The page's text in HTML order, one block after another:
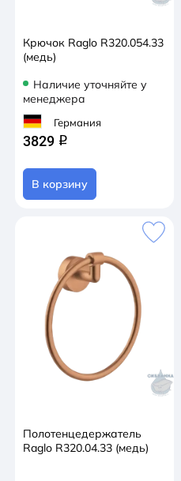
Крючок Raglo R320.054.33
(медь)
Наличие уточняйте у
менеджера
Германия
3829 q
В корзину
Полотенцедержатель
Raglo R320.04.33 (медь)